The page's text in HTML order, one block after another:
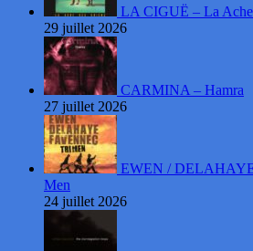
LA CIGUË – La Ache
29 juillet 2026
CARMINA – Hamra
27 juillet 2026
EWEN /
Men
24 juillet 2026